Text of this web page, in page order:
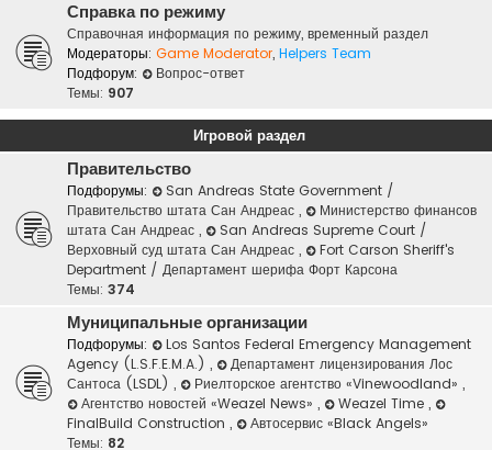
Справка по режиму
Справочная информация по режиму, временный раздел
Модераторы: Game Moderator, Helpers Team
Подфорум:
Вопрос-ответ
Темы: 907
Игровой раздел
Правительство
Подфорумы:
San Andreas State Government /
Правительство штата Сан Андреас ,
Министерство финансов
штата Сан Андреас ,
San Andreas Supreme Court /
Верховный суд штата Сан Андреас ,
Fort Carson Sheriff's
Department / Департамент шерифа Форт Карсона
Темы: 374
Муниципальные организации
Подфорумы:
Los Santos Federal Emergency Management
Agency (L.S.F.E.M.A.) ,
Департамент лицензирования Лос
Сантоса (LSDL) , Риелторское агентство «Vinewoodland» ,
Агентство новостей «Weazel News» , Weazel Time ,
FinalBuild Construction ,
Автосервис «Black Angels»
Темы: 82